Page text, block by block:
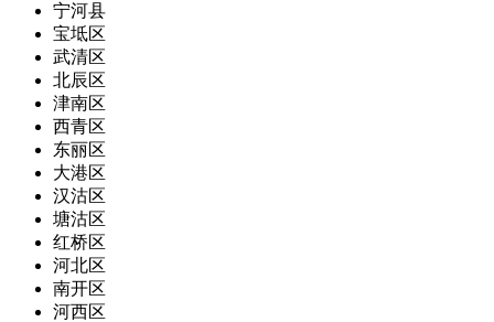
宁河县
宝坻区
武清区
北辰区
津南区
西青区
东丽区
大港区
汉沽区
塘沽区
红桥区
河北区
南开区
河西区